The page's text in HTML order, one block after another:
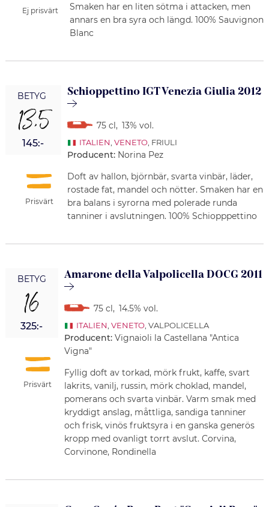
Ej prisvärt
Smaken har en liten sötma i attacken, men
annars en bra syra och längd. 100% Sauvignon
Blanc
BETYG
13,5
145:-
Prisvärt
Schioppettino IGT Venezia Giulia 2012
75 cl, 13% vol.
ITALIEN VENETO, FRIULI
Producent: Norina Pez
Doft av hallon, björnbär, svarta vinbär, läder,
rostade fat, mandel och nötter. Smaken har en
bra balans i syrorna med polerade runda
tanniner i avslutningen. 100% Schiopppettino
BETYG
16
325:-
Prisvärt
Amarone della Valpolicella DOCG 2011
75 cl, 14.5% vol.
ITALIEN VENETO, VALPOLICELLA
Producent: Vignaioli la Castellana "Antica
Vigna"
Fyllig doft av torkad, mörk frukt, kaffe, svart
lakrits, vanilj, russin, mörk choklad, mandel,
pomerans och svarta vinbär. Varm smak med
kryddigt anslag, måttliga, sandiga tanniner
och frisk, vinös fruktsyra i en ganska generös
kropp med ovanligt torrt avslut. Corvina,
Corvinone, Rondinella